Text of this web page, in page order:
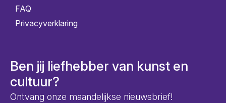
FAQ
Privacyverklaring
Ben jij liefhebber van kunst en
cultuur?
Ontvang onze maandelijkse nieuwsbrief!